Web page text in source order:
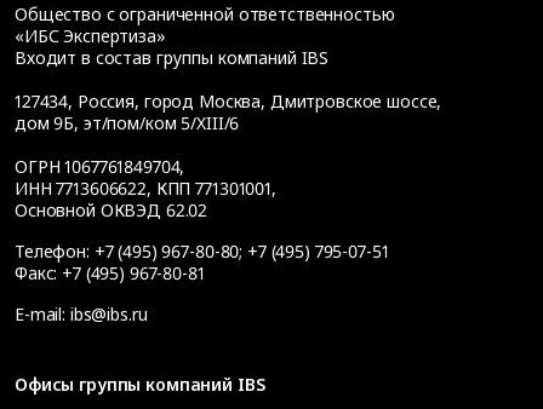
Общество с ограниченной ответственностью
«ИБС Экспертиза»
Входит в состав группы компаний IBS
127434, Россия, город Москва, Дмитровское шоссе,
дом 9Б, эт/пом/ком 5/XIII/6
ОГРН 1067761849704,
ИНН 7713606622, КПП 771301001,
Основной ОКВЭД 62.02
Телефон: +7 (495) 967-80-80; +7 (495) 795-07-51
Факс: +7 (495) 967-80-81
E-mail: ibs@ibs.ru
Офисы группы компаний IBS